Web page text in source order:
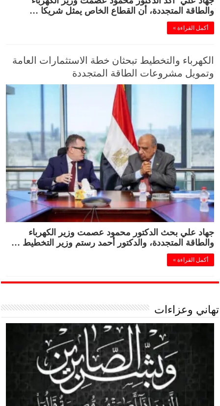
والطاقة المتجددة، أن القطاع الخاص يمثل شريكا …
أكمل القراءة »
الكهرباء والتخطيط تبحثان خطة الاستثمارات العامة
وتمويل مشروعات الطاقة المتجددة
جهاد علي بحث الدكتور محمود عصمت وزير الكهرباء
والطاقة المتجددة، والدكتور أحمد رستم وزير التخطيط …
أكمل القراءة »
تهاني وعزاءات